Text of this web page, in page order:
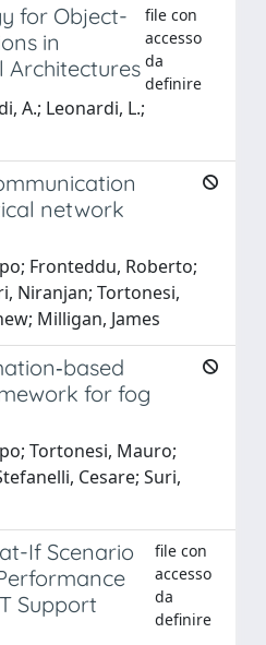
for Object-
in
Architectures
file con
accesso
da
definire
A.; Leonardi, L.;
network
Fronteddu, Roberto;
Niranjan; Tortonesi,
Milligan, James
for fog
Tortonesi, Mauro;
Cesare; Suri,
If Scenario
Support
file con
accesso
da
definire